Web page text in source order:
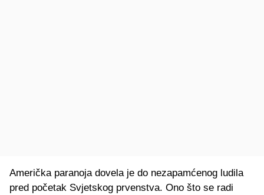
Američka paranoja dovela je do nezapamćenog ludila
pred početak Svjetskog prvenstva. Ono što se radi